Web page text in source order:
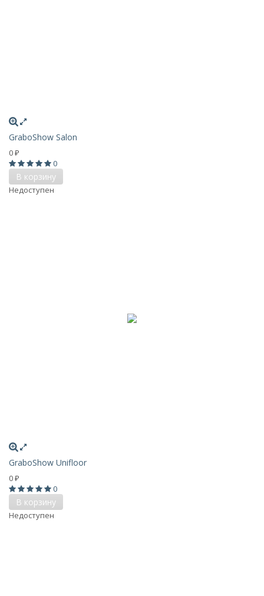
GraboShow Salon
0 ₽
0
В корзину
Недоступен
GraboShow Unifloor
0 ₽
0
В корзину
Недоступен